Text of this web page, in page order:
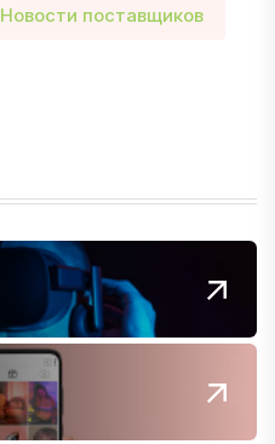
Новости поставщиков